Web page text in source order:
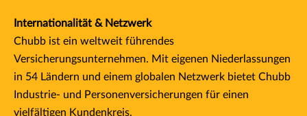
Internationalität & Netzwerk
Chubb ist ein weltweit führendes
Versicherungsunternehmen. Mit eigenen Niederlassungen
in 54 Ländern und einem globalen Netzwerk bietet Chubb
Industrie- und Personenversicherungen für einen
vielfältigen Kundenkreis.